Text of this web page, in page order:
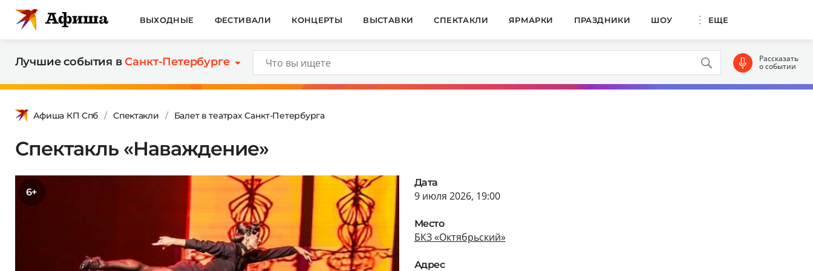
ВЫХОДНЫЕ ФЕСТИВАЛИ КОНЦЕРТЫ ВЫСТАВКИ СПЕКТАКЛИ ЯРМАРКИ ПРАЗДНИКИ ШОУ ЕЩЕ
Лучшие события вСанкт-Петербурге Рассказать
о событии
Афиша КП Спб Спектакли Балет в театрах Санкт-Петербурга
Спектакль «Наваждение»
6+
Дата
9 июля 2026, 19:00
Место
БКЗ «Октябрьский»
Адрес